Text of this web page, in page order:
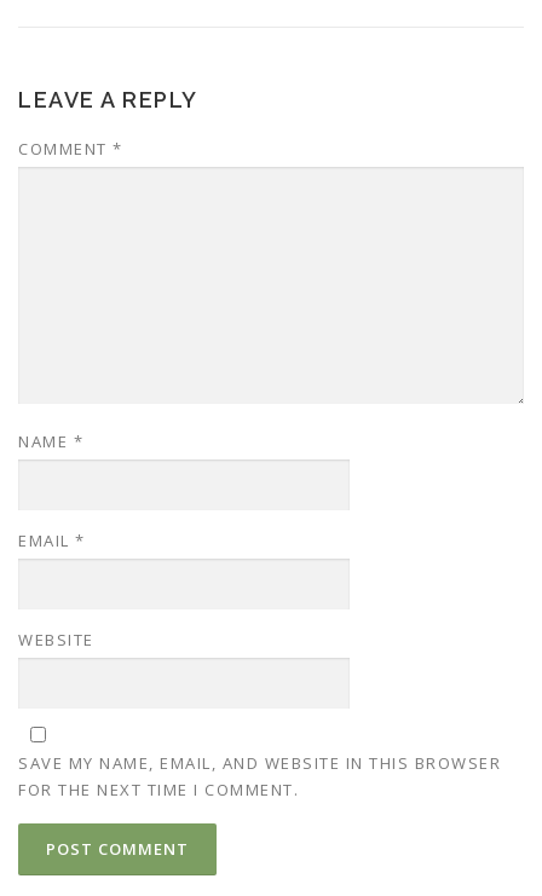
LEAVE A REPLY
COMMENT *
NAME *
EMAIL *
WEBSITE
SAVE MY NAME, EMAIL, AND WEBSITE IN THIS BROWSER
FOR THE NEXT TIME I COMMENT.